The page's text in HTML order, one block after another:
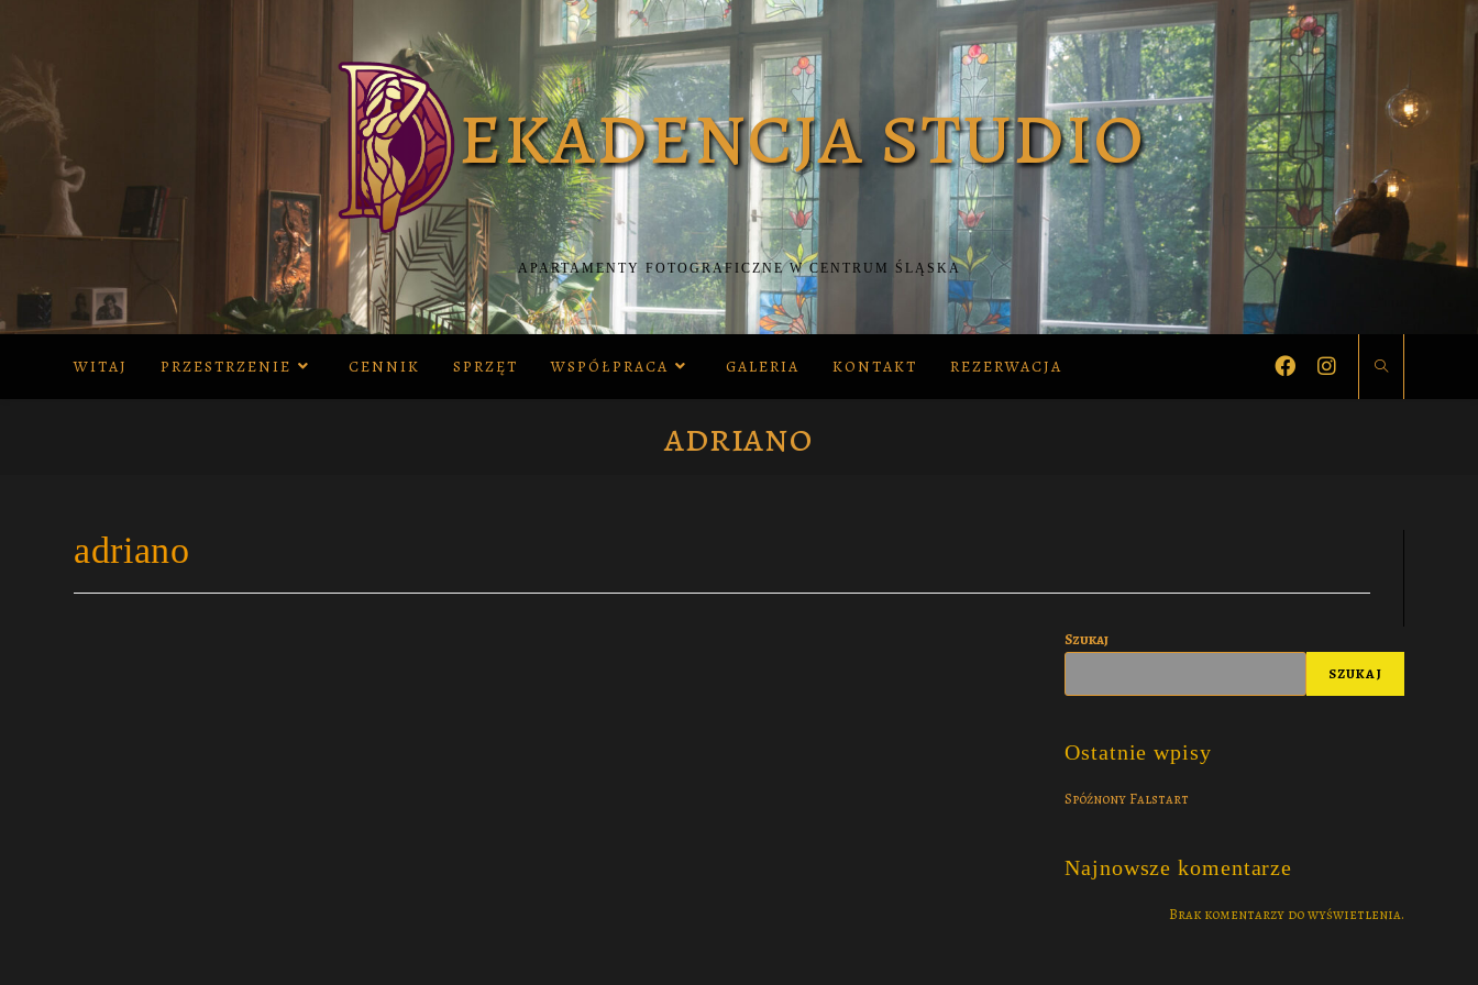
APARTAMENTY FOTOGRAFICZNE W CENTRUM ŚLĄSKA
WITAJ PRZESTRZENIE CENNIK SPRZĘT WSPÓŁPRACA GALERIA KONTAKT REZERWACJA
adriano
adriano
Szukaj
SZUKAJ
Ostatnie wpisy
Spóźnony Falstart
Najnowsze komentarze
Brak komentarzy do wyświetlenia.